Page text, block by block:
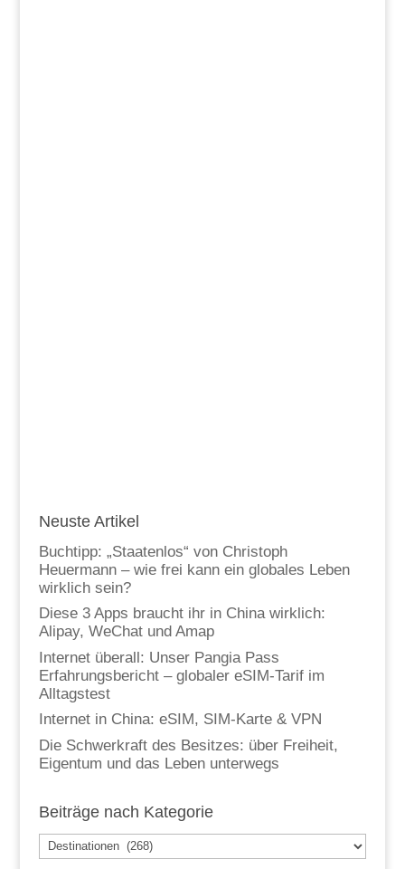
Neuste Artikel
Buchtipp: „Staatenlos“ von Christoph
Heuermann – wie frei kann ein globales Leben
wirklich sein?
Diese 3 Apps braucht ihr in China wirklich:
Alipay, WeChat und Amap
Internet überall: Unser Pangia Pass
Erfahrungsbericht – globaler eSIM-Tarif im
Alltagstest
Internet in China: eSIM, SIM-Karte & VPN
Die Schwerkraft des Besitzes: über Freiheit,
Eigentum und das Leben unterwegs
Beiträge nach Kategorie
Beiträge
nach